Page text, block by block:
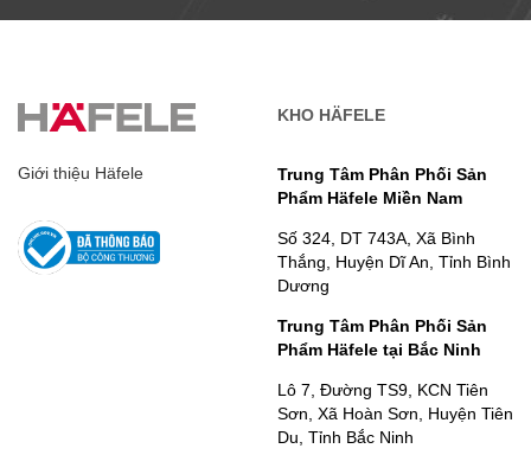
Giới thiệu Häfele
KHO HÄFELE
Trung Tâm Phân Phối Sản
Phẩm Häfele Miền Nam
Số 324, DT 743A, Xã Bình
Thắng, Huyện Dĩ An, Tỉnh Bình
Dương
Trung Tâm Phân Phối Sản
Phẩm Häfele tại Bắc Ninh
Lô 7, Đường TS9, KCN Tiên
Sơn, Xã Hoàn Sơn, Huyện Tiên
Du, Tỉnh Bắc Ninh